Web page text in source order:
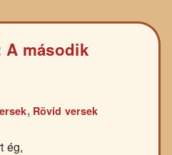
A második
, Rövid versek
ég,